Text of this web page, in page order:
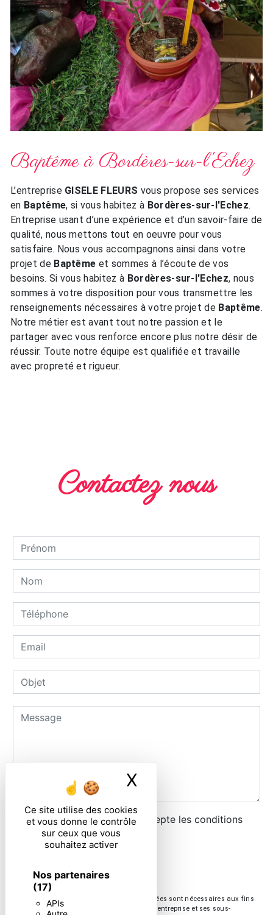
Ce site utilise des cookies
et vous donne le contrôle
sur ceux que vous
souhaitez activer
Nos partenaires
(17)
APIs
X
Baptême à Bordères-sur-l'Echez
L’entreprise GISELE FLEURS vous propose ses services
en Baptême, si vous habitez à Bordères-sur-l'Echez.
Entreprise usant d’une expérience et d’un savoir-faire de
qualité, nous mettons tout en oeuvre pour vous
satisfaire. Nous vous accompagnons ainsi dans votre
projet de Baptême et sommes à l’écoute de vos
besoins. Si vous habitez à Bordères-sur-l'Echez, nous
sommes à votre disposition pour vous transmettre les
renseignements nécessaires à votre projet de Baptême.
Notre métier est avant tout notre passion et le
partager avec vous renforce encore plus notre désir de
réussir. Toute notre équipe est qualifiée et travaille
avec propreté et rigueur.
Contactez nous
En cochant cette case, j'accepte les conditions
particulières ci-dessous **
** Les données personnelles communiquées sont nécessaires aux fins
de vous contacter. Elles sont destinées à l'entreprise et ses sous-